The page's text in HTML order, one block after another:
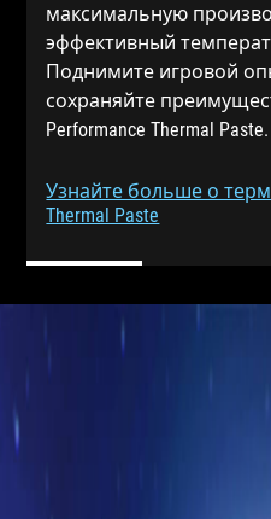
максимальную
эффективный
Поднимите игровой
сохраняйте
Performance Thermal Paste.
Узнайте больше о
Thermal Paste